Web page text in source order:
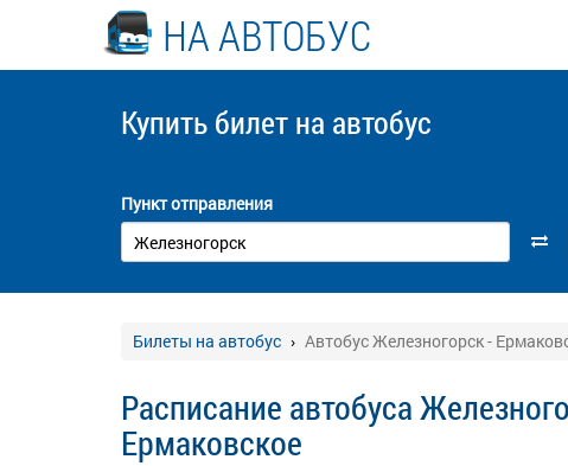
НА АВТОБУС
Купить билет на автобус
Пункт отправления
Билеты на автобус Автобус Железногорск -
Расписание автобуса
Ермаковское